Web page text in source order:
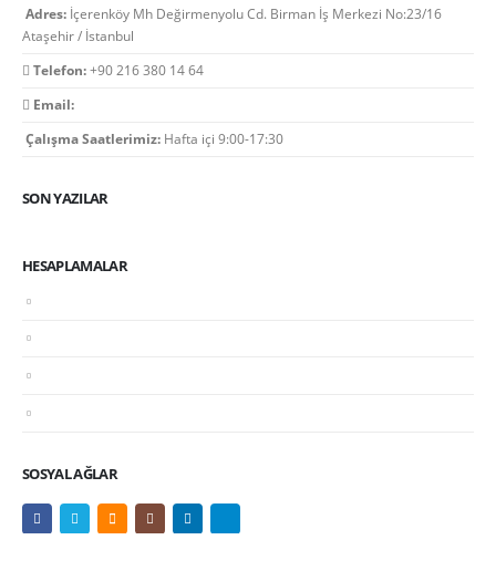
Adres: İçerenköy Mh Değirmenyolu Cd. Birman İş Merkezi No:23/16
Ataşehir / İstanbul
Telefon:+90 216 380 14 64
Email:
Çalışma Saatlerimiz: Hafta içi 9:00-17:30
SON YAZILAR
HESAPLAMALAR
SOSYAL AĞLAR